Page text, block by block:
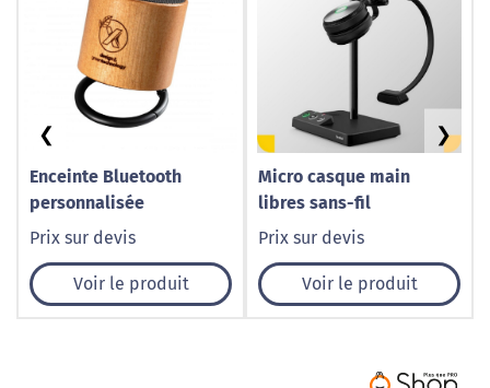
Enceinte Bluetooth
personnalisée
Prix sur devis
Voir le produit
Micro casque main
libres sans-fil
Prix sur devis
Voir le produit
❮ ❯